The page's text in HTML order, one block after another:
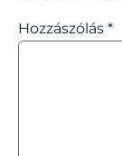
Hozzászólás *